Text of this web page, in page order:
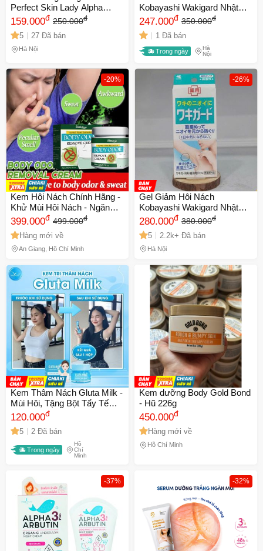
Perfect Skin Lady Alpha
Arbutin 3 Plus+ 30g - Kem Trị
Thâm Nách, Làm Sáng Da
Tự Nhiên, Chăm Sóc Da Ẩm
Mịn
159.000đ 250.000đ
5 27 Đã bán
Hà Nội
Kobayashi Wakigard Nhật
Bản Chính Hãng | Hỗ Trợ
Khử Mùi, Chăm Sóc Da
Vùng Nách
247.000đ 350.000đ
1 Đã bán
Trong ngày
Hà
Nội
-20%
Kem Hôi Nách Chính Hãng -
Khử Mùi Hôi Nách - Ngăn
Tiết Mồ Hôi - Giảm Thâm-
Underarm Deodorant Cream
399.000đ 499.000đ
Hàng mới về
An Giang, Hồ Chí Minh
-26%
Gel Giảm Hôi Nách
Kobayashi Wakigard Nhật
Bản - Sáng Da Vùng Nách,
Chăm Sóc Da Nhạy Cảm,
Ngăn Ngừa Mùi Hôi Hiệu
Quả
280.000đ 380.000đ
5 2.2k+ Đã bán
Hà Nội
Kem Thâm Nách Gluta Milk -
Mùi Hôi, Tặng Bột Tẩy Tế
Bào Chết Cao Cấp - Cho Mẹ
Bầu & Sau Sinh
120.000đ
5 2 Đã bán
Trong ngày
Hồ
Chí
Minh
Kem dưỡng Body Gold Bond
- Hũ 226g
450.000đ
Hàng mới về
Hồ Chí Minh
-37% -32%